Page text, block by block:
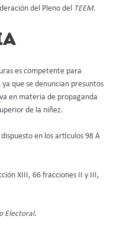
del Pleno del
TEEM.
es competente para
ya que se denuncian presuntos
en materia de propaganda
de la niñez.
en los artículos 98 A
XIII, 66 fracciones II y III,
Electoral.